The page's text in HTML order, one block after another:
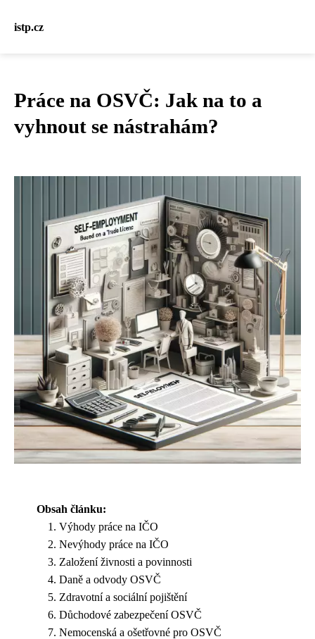
istp.cz
Práce na OSVČ: Jak na to a
vyhnout se nástrahám?
Obsah článku:
Výhody práce na IČO
Nevýhody práce na IČO
Založení živnosti a povinnosti
Daně a odvody OSVČ
Zdravotní a sociální pojištění
Důchodové zabezpečení OSVČ
Nemocenská a ošetřovné pro OSVČ